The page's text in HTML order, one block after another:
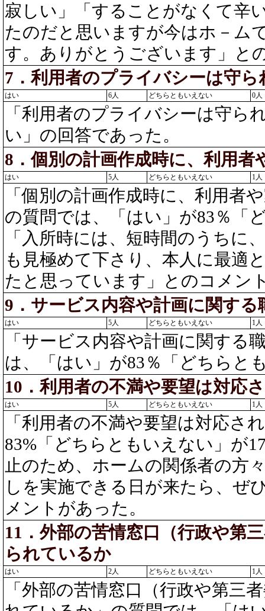
寂しい」「することがなくて辛
たのだと思いますが今はホ－ム
す。ありがとうございます」と
7．利用者のプライバシーは守
はい 6人 どちらともいえない 0人
「利用者のプライバシーは守ら
い」の回答であった。
8．個別の計画作成時に、利用
はい 5人 どちらともいえない 1人
「個別の計画作成時に、利用者
の質問では、「はい」が83％「
「入所時には、短時間のうちに
も見極めて下さり、本人に最適
たと思っています」とのコメン
9．サービス内容や計画に関す
はい 5人 どちらともいえない 1人
「サービス内容や計画に関する
は、「はい」が83％「どちらと
10．利用者の不満や要望は対応
はい 5人 どちらともいえない 1人
「利用者の不満や要望は対応さ
83%「どちらともいえない」が
止のため、ホームの関係者の方
しを実施できる日が来たら、ぜ
メントがあった。
11．外部の苦情窓口（行政や第
られているか
はい 2人 どちらともいえない 1人
「外部の苦情窓口（行政や第三